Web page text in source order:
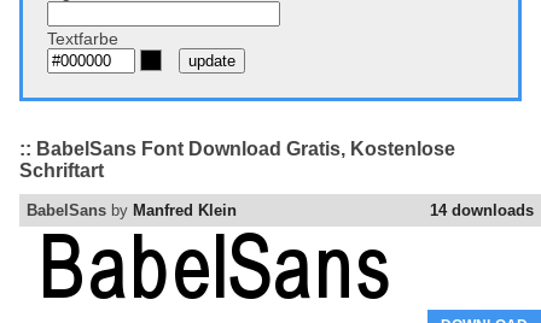
Textfarbe
:: BabelSans Font Download Gratis, Kostenlose
Schriftart
14 downloads
BabelSans by Manfred Klein